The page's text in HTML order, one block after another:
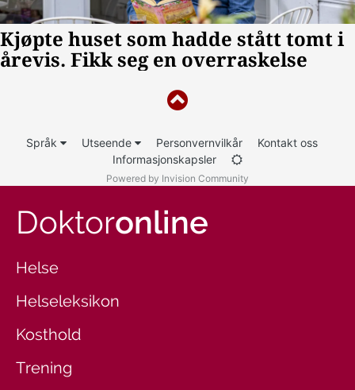
Språk Utseende Personvernvilkår
Kontakt oss
Informasjonskapsler
Powered by Invision Community
Doktoronline
Helse
Helseleksikon
Kosthold
Trening